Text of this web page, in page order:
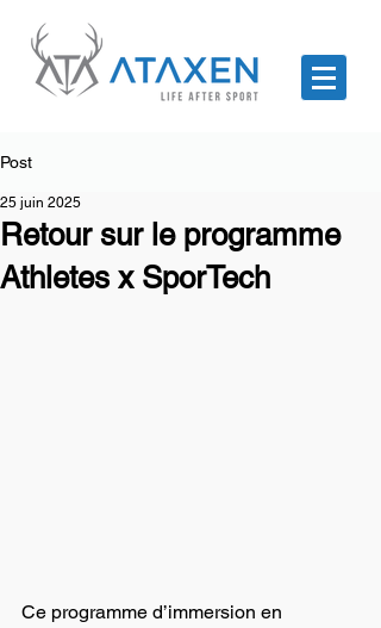
Post
Retour sur le programme
Athletes x SporTech
25 juin 2025
Ce programme d’immersion en